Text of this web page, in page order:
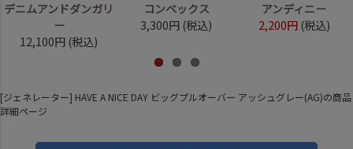
デニムアンドダンガリ
ー
12,100円 (税込)
コンベックス
3,300円 (税込)
アンディニー
2,200円 (税込)
[ジェネレーター] HAVE A NICE DAY ビッグプルオーバー アッシュグレー(AG)の商品
詳細ページ